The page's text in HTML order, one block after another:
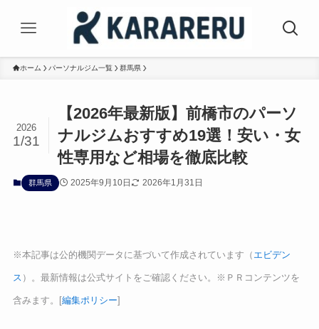
ホーム パーソナルジム一覧 群馬県
【2026年最新版】前橋市のパーソ
ナルジムおすすめ19選！安い・女
性専用など相場を徹底比較
2026
1/31
群馬県 2025年9月10日 2026年1月31日
※本記事は公的機関データに基づいて作成されています（ エビデン
ス ）。最新情報は公式サイトをご確認ください。※ＰＲコンテンツを
含みます。[編集ポリシー]